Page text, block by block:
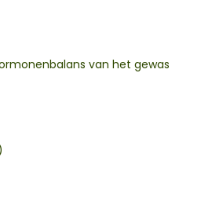
van het gewas